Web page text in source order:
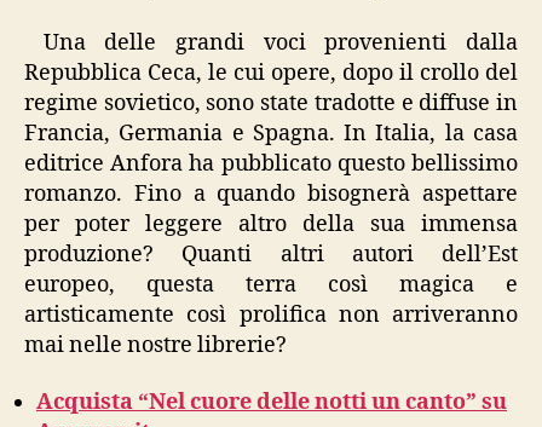
Una delle grandi voci provenienti dalla
Repubblica Ceca, le cui opere, dopo il crollo del
regime sovietico, sono state tradotte e diffuse in
Francia, Germania e Spagna. In Italia, la casa
editrice Anfora ha pubblicato questo bellissimo
romanzo. Fino a quando bisognerà aspettare
per poter leggere altro della sua immensa
produzione? Quanti altri autori dell’Est
europeo, questa terra così magica e
artisticamente così prolifica non arriveranno
mai nelle nostre librerie?
Acquista “Nel cuore delle notti un canto” su